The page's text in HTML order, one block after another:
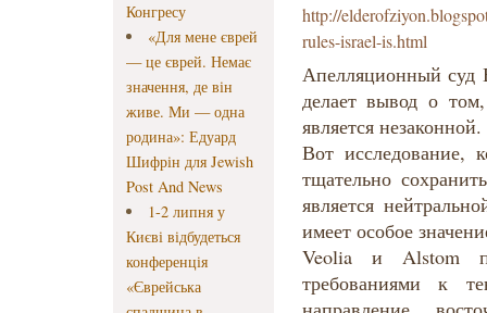
Конгресу
«Для мене єврей
— це єврей. Немає
значення, де він
живе. Ми — одна
родина»: Едуард
Шифрін для Jewish
Post And News
1-2 липня у
Києві відбудеться
конференція
«Єврейська
http://
rules-israel-is.html
Апелляционный
делает вывод о
является незаконной.
Вот исследование,
тщательно
является
имеет особое
Veolia и Alstom
требованиями к